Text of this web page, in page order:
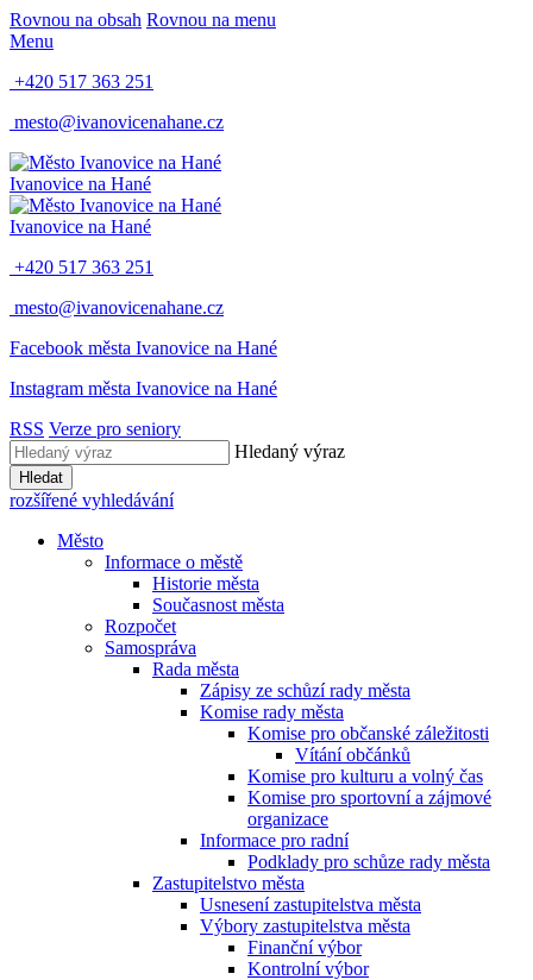
Rovnou na obsah Rovnou na menu
Menu
+420 517 363 251
mesto@ivanovicenahane.cz
Ivanovice na Hané
Ivanovice na Hané
+420 517 363 251
mesto@ivanovicenahane.cz
Facebook města Ivanovice na Hané
Instagram města Ivanovice na Hané
RSS Verze pro seniory
Hledaný výraz
Hledat
rozšířené vyhledávání
Město
Informace o městě
Historie města
Současnost města
Rozpočet
Samospráva
Rada města
Zápisy ze schůzí rady města
Komise rady města
Komise pro občanské záležitosti
Vítání občánků
Komise pro kulturu a volný čas
Komise pro sportovní a zájmové
organizace
Informace pro radní
Podklady pro schůze rady města
Zastupitelstvo města
Usnesení zastupitelstva města
Výbory zastupitelstva města
Finanční výbor
Kontrolní výbor